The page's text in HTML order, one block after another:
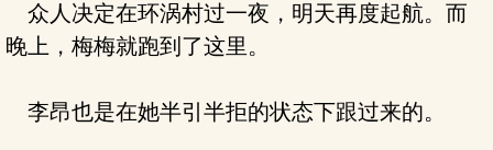
众人决定在环涡村过一夜，明天再度起航。而
晚上，梅梅就跑到了这里。
李昂也是在她半引半拒的状态下跟过来的。